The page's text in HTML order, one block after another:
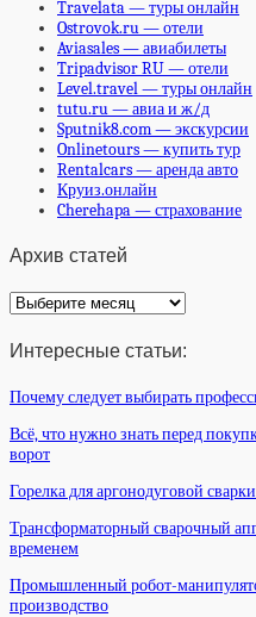
Travelata — туры онлайн
Ostrovok.ru — отели
Aviasales — авиабилеты
Tripadvisor RU — отели
Level.travel — туры онлайн
tutu.ru — авиа и ж/д
Sputnik8.com — экскурсии
Onlinetours — купить тур
Rentalcars — аренда авто
Круиз.онлайн
Cherehapa — страхование
Архив статей
Архив
статей
Интересные статьи:
Почему следует выбирать
Всё, что нужно знать перед
ворот
Горелка для аргонодуговой
Трансформаторный сварочный
временем
Промышленный робот-
производство